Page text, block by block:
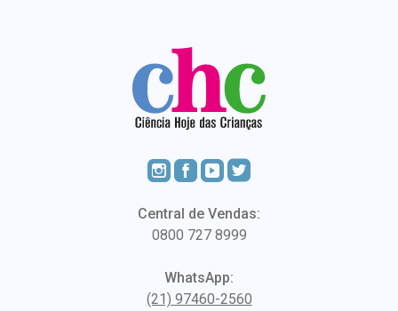
Central de Vendas:
0800 727 8999
WhatsApp:
(21) 97460-2560